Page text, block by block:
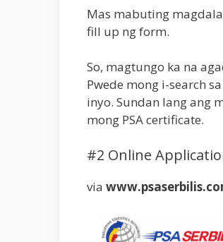
Mas mabuting
fill up ng form.
So, magtungo ka na
Pwede mong i-search
inyo. Sundan lang ang
mong PSA certificate.
#2 Online
via